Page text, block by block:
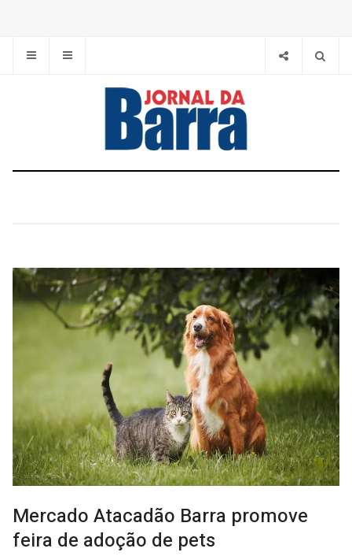
Mercado Atacadão Barra promove
feira de adoção de pets